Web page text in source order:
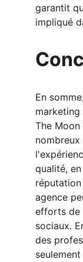
garantit
impliqué
En
marketing
The
qualité,
agence
efforts de
sociaux.
des